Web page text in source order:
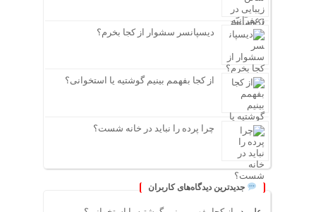
دیسپانسر سشوار از کجا بخرم؟
از کجا بفهمم بینیم گوشتیه یا استخوانی؟
چرا پرده را نباید در خانه شست؟
جدیدترین دیدگاه‌های کاربران